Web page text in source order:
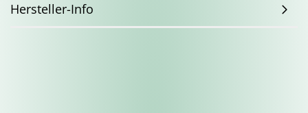
Hersteller-Info